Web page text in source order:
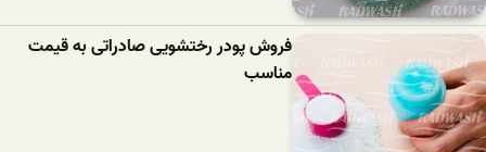
فروش پودر رختشویی صادراتی به قیمت
مناسب